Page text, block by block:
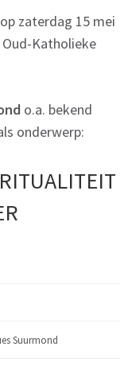
zaterdag 15 mei
Oud-Katholieke
o.a. bekend
onderwerp:
Suurmond